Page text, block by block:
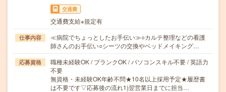
交通費
交通費支給※規定有
仕事内容
≪病院でちょっとしたお手伝い≫○カルテ整理などの看護
師さんのお手伝い○シーツの交換やベッドメイキング…
応募資格
職種未経験OK / ブランクOK / パソコンスキル不要 / 英語力
不要
無資格・未経験OK年齢不問★10名以上採用予定★履歴書
は不要です▽応募後の流れ1)翌営業日までに担当…